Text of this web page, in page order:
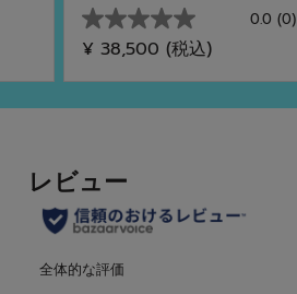
0.0 (0)
星
0.0
／
5
す。
¥ 38,500 (税込)